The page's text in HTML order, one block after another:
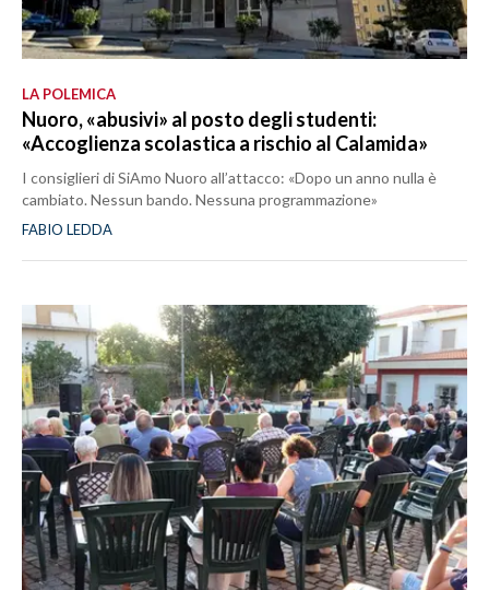
LA POLEMICA
Nuoro, «abusivi» al posto degli studenti:
«Accoglienza scolastica a rischio al Calamida»
I consiglieri di SiAmo Nuoro all’attacco: «Dopo un anno nulla è
cambiato. Nessun bando. Nessuna programmazione»
FABIO LEDDA